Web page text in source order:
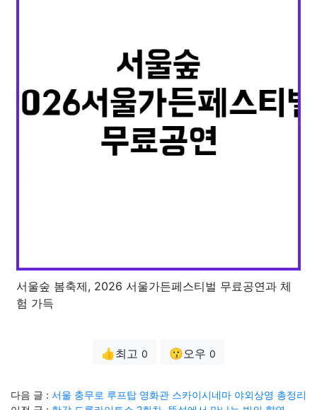
서울숲 봄축제, 2026 서울가든페스티벌 무료공연과 체
험 가득
👍최고 0 😗오우 0
다음 글 : 서울 충무로 루프탑 영화관 스카이시네마 야외상영 총정리